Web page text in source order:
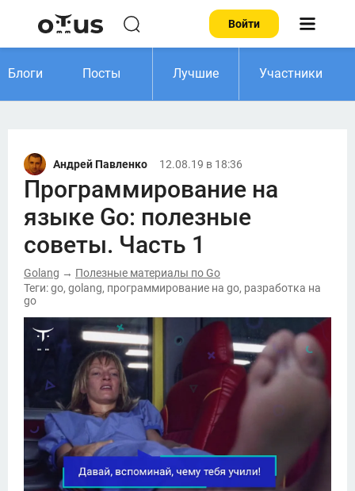
Войти
Блоги Посты Лучшие Участники
Андрей Павленко 12.08.19 в 18:36
Программирование на
языке Go: полезные
советы. Часть 1
Golang → Полезные материалы по Go
Теги: go, golang, программирование на go, разработка на
go